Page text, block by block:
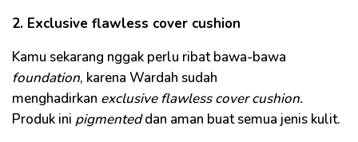
2. Exclusive flawless cover cushion
Kamu sekarang nggak perlu ribat bawa-bawa
foundation, karena Wardah sudah
menghadirkan exclusive flawless cover cushion.
Produk ini pigmenteddan aman buat semua jenis kulit.